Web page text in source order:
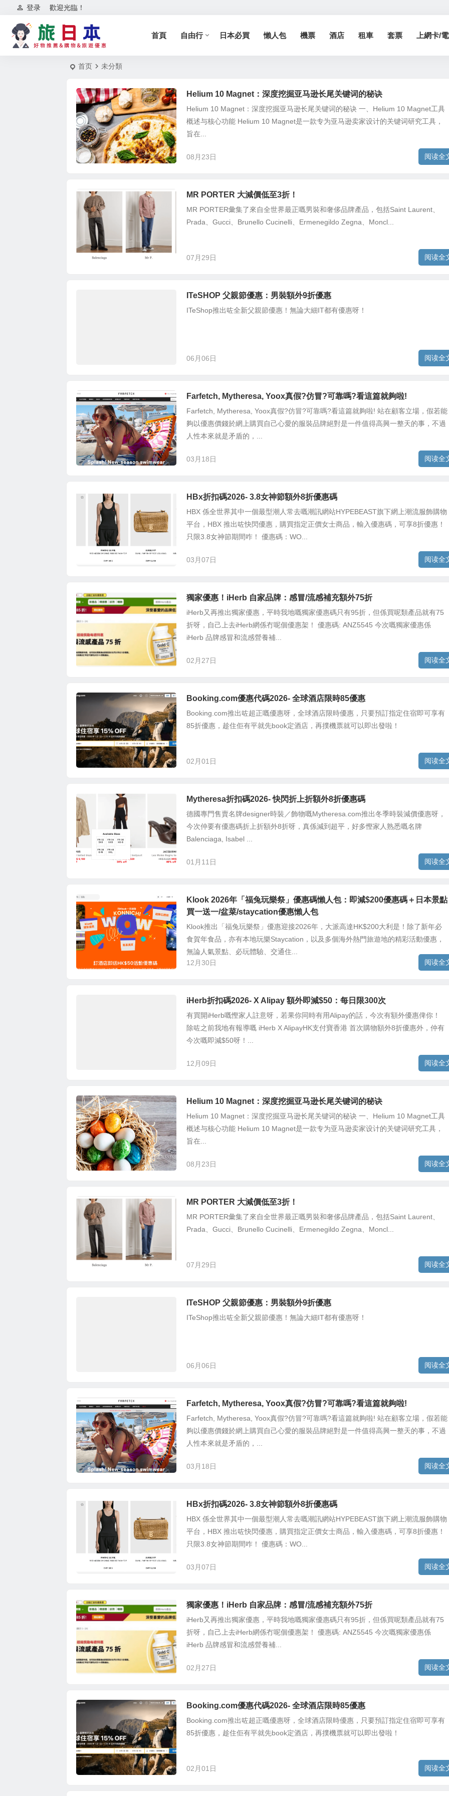
歡迎光臨！
登录
首頁 自由行 日本必買 懶人包 機票 酒店 租車 套票 上網卡/
首页 未分類
Helium 10 Magnet：深度挖掘亚马逊长尾关键词的秘诀
Helium 10 Magnet：深度挖掘亚马逊长尾关键词的秘诀 一、Helium 10 Magnet工具
概述与核心功能 Helium 10 Magnet是一款专为亚马逊卖家设计的关键词研究工具，
旨在...
08月23日 阅读全
MR PORTER 大減價低至3折！
MR PORTER彙集了來自全世界最正嘅男裝和奢侈品牌產品，包括Saint Laurent、
Prada、Gucci、Brunello Cucinelli、Ermenegildo Zegna、Moncl...
07月29日 阅读全
ITeSHOP 父親節優惠：男裝額外9折優惠
ITeShop推出咗全新父親節優惠！無論大細IT都有優惠呀！
06月06日 阅读全
Farfetch, Mytheresa, Yoox真假?仿冒?可靠嗎?看這篇就夠啦!
Farfetch, Mytheresa, Yoox真假?仿冒?可靠嗎?看這篇就夠啦! 站在顧客立場，假若能
夠以優惠價錢於網上購買自己心愛的服裝品牌絕對是一件值得高興一整天的事，不過
人性本來就是矛盾的，...
03月18日 阅读全
HBx折扣碼2026- 3.8女神節額外8折優惠碼
HBX 係全世界其中一個最型潮人常去嘅潮訊網站HYPEBEAST旗下網上潮流服飾購物
平台，HBX 推出咗快閃優惠，購買指定正價女士商品，輸入優惠碼，可享8折優惠！
只限3.8女神節期間咋！ 優惠碼：WO...
03月07日 阅读全
獨家優惠！iHerb 自家品牌：感冒/流感補充額外75折
iHerb又再推出獨家優惠，平時我地嘅獨家優惠碼只有95折，但係買呢類產品就有75
折呀，自己上去iHerb網係冇呢個優惠架！ 優惠碼: ANZ5545 今次嘅獨家優惠係
iHerb 品牌感冒和流感營養補...
02月27日 阅读全
Booking.com優惠代碼2026- 全球酒店限時85優惠
Booking.com推出咗超正嘅優惠呀，全球酒店限時優惠，只要預訂指定住宿即可享有
85折優惠，趁住佢有平就先book定酒店，再撲機票就可以即出發啦！
02月01日 阅读全
Mytheresa折扣碼2026- 快閃折上折額外8折優惠碼
德國專門售賣名牌designer時裝／飾物嘅Mytheresa.com推出冬季時裝減價優惠呀，
今次仲要有優惠碼折上折額外8折呀，真係減到超平，好多慳家人熟悉嘅名牌
Balenciaga, Isabel ...
01月11日 阅读全
Klook 2026年「福兔玩樂祭」優惠碼懶人包：即減$200優惠碼＋日本景點
買一送一/盆菜/staycation優惠懶人包
Klook推出「福兔玩樂祭」優惠迎接2026年，大派高達HK$200大利是！除了新年必
食賀年食品，亦有本地玩樂Staycation，以及多個海外熱門旅遊地的精彩活動優惠，
無論人氣景點、必玩體驗、交通住...
12月30日
阅读全
iHerb折扣碼2026- X Alipay 額外即減$50：每日限300次
有買開iHerb嘅慳家人註意呀，若果你同時有用Alipay的話，今次有額外優惠俾你！
除咗之前我地有報導嘅 iHerb X AlipayHK支付寶香港 首次購物額外8折優惠外，仲有
今次嘅即減$50呀！...
12月09日 阅读全
Helium 10 Magnet：深度挖掘亚马逊长尾关键词的秘诀
Helium 10 Magnet：深度挖掘亚马逊长尾关键词的秘诀 一、Helium 10 Magnet工具
概述与核心功能 Helium 10 Magnet是一款专为亚马逊卖家设计的关键词研究工具，
旨在...
08月23日 阅读全
MR PORTER 大減價低至3折！
MR PORTER彙集了來自全世界最正嘅男裝和奢侈品牌產品，包括Saint Laurent、
Prada、Gucci、Brunello Cucinelli、Ermenegildo Zegna、Moncl...
07月29日 阅读全
ITeSHOP 父親節優惠：男裝額外9折優惠
ITeShop推出咗全新父親節優惠！無論大細IT都有優惠呀！
06月06日 阅读全
Farfetch, Mytheresa, Yoox真假?仿冒?可靠嗎?看這篇就夠啦!
Farfetch, Mytheresa, Yoox真假?仿冒?可靠嗎?看這篇就夠啦! 站在顧客立場，假若能
夠以優惠價錢於網上購買自己心愛的服裝品牌絕對是一件值得高興一整天的事，不過
人性本來就是矛盾的，...
03月18日 阅读全
HBx折扣碼2026- 3.8女神節額外8折優惠碼
HBX 係全世界其中一個最型潮人常去嘅潮訊網站HYPEBEAST旗下網上潮流服飾購物
平台，HBX 推出咗快閃優惠，購買指定正價女士商品，輸入優惠碼，可享8折優惠！
只限3.8女神節期間咋！ 優惠碼：WO...
03月07日 阅读全
獨家優惠！iHerb 自家品牌：感冒/流感補充額外75折
iHerb又再推出獨家優惠，平時我地嘅獨家優惠碼只有95折，但係買呢類產品就有75
折呀，自己上去iHerb網係冇呢個優惠架！ 優惠碼: ANZ5545 今次嘅獨家優惠係
iHerb 品牌感冒和流感營養補...
02月27日 阅读全
Booking.com優惠代碼2026- 全球酒店限時85優惠
Booking.com推出咗超正嘅優惠呀，全球酒店限時優惠，只要預訂指定住宿即可享有
85折優惠，趁住佢有平就先book定酒店，再撲機票就可以即出發啦！
02月01日 阅读全